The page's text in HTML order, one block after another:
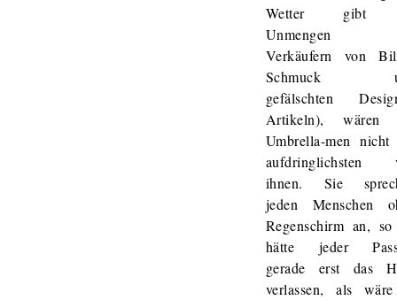
Wetter gibt
Unmengen
Verkäufern von
Schmuck
gefälschten
Artikeln), wären
Umbrella-men nicht
aufdringlichsten
ihnen. Sie
jeden Menschen
Regenschirm an,
hätte jeder
gerade erst das
verlassen, als